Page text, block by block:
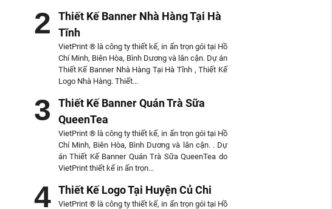
Thiết Kế Banner Nhà Hàng Tại Hà
Tĩnh
VietPrint ® là công ty thiết kế, in ấn trọn gói tại Hồ
Chí Minh, Biên Hòa, Bình Dương và lân cận. Dự án
Thiết Kế Banner Nhà Hàng Tại Hà Tĩnh , Thiết Kế
Logo Nhà Hàng. Thiết...
Thiết Kế Banner Quán Trà Sữa
QueenTea
VietPrint ® là công ty thiết kế, in ấn trọn gói tại Hồ
Chí Minh, Biên Hòa, Bình Dương và lân cận. . Dự
án Thiết Kế Banner Quán Trà Sữa QueenTea do
VietPrint thiết kế in ấn trọn...
Thiết Kế Logo Tại Huyện Củ Chi
VietPrint ® là công ty thiết kế, in ấn trọn gói tại Hồ